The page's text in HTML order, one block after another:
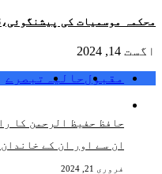
محکمہ موسمیات کی پیشنگوئی،18اگست تک بارشوں و سیلاب کا امکان
اگست 14, 2024
مقبولحالیہ تبصرے
حافظ حفیظ الرحمن کا
ان سے اور ان کے
فروری 21, 2024